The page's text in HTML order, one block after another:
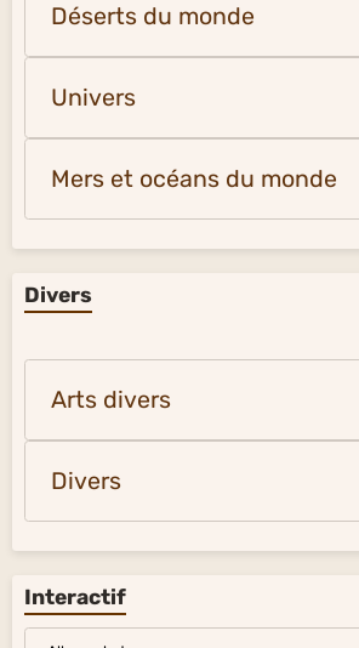
Déserts du monde
Univers
Mers et océans du monde
Divers
Arts divers
Divers
Interactif